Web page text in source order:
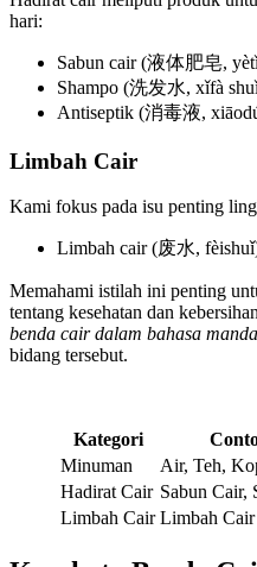
hari:
Sabun cair (液体肥皂,
Shampo (洗发水, xǐfà
Antiseptik (消毒液,
Limbah Cair
Kami fokus pada isu penting
Limbah cair (废水,
Memahami istilah ini penting
tentang kesehatan dan
benda cair dalam bahasa
bidang tersebut.
Kategori
Minuman
Air, Teh,
Hadirat Cair Sabun Cair,
Limbah Cair Limbah Cair